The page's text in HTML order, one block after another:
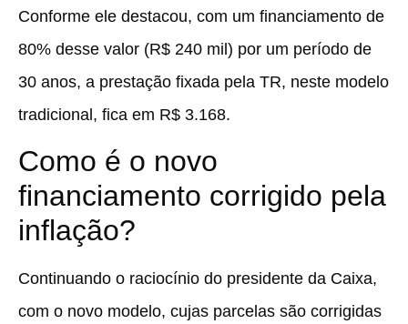
Conforme ele destacou, com um financiamento de
80% desse valor (R$ 240 mil) por um período de
30 anos, a prestação fixada pela TR, neste modelo
tradicional, fica em R$ 3.168.
Como é o novo
financiamento corrigido pela
inflação?
Continuando o raciocínio do presidente da Caixa,
com o novo modelo, cujas parcelas são corrigidas